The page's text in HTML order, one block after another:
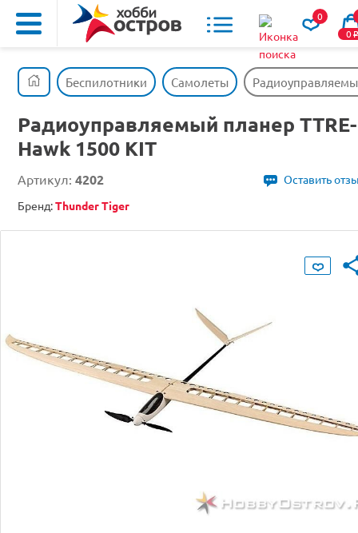
0
0o
Беспилотники Самолеты
Радиоуправляемый планер TTRE-
Hawk 1500 KIT
Артикул: 4202
Оставить
Бренд:Thunder Tiger